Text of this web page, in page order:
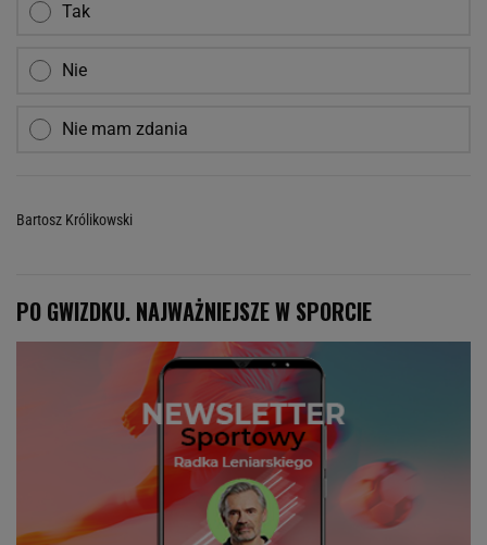
Tak
Nie
Nie mam zdania
Bartosz Królikowski